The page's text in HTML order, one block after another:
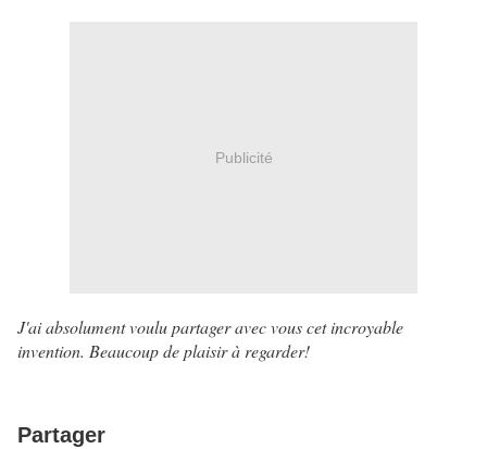
Publicité
J'ai absolument voulu partager avec vous cet incroyable
invention. Beaucoup de plaisir à regarder!
Partager